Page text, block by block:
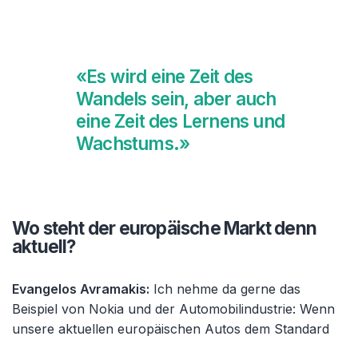
«Es wird eine Zeit des
Wandels sein, aber auch
eine Zeit des Lernens und
Wachstums.»
Wo steht der europäische Markt denn
aktuell?
Evangelos Avramakis: Ich nehme da gerne das
Beispiel von Nokia und der Automobilindustrie: Wenn
unsere aktuellen europäischen Autos dem Standard